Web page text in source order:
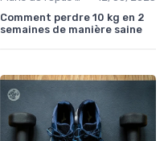
Comment perdre 10 kg en 2
semaines de manière saine